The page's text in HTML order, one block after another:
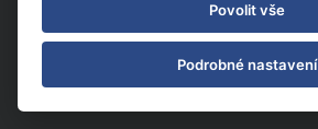
Povolit vše
Podrobné nastavení